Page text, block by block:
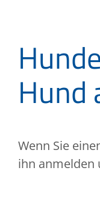
Hund
Wenn Sie
ihn anmelden